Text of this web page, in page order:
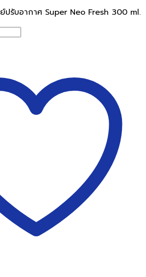
ย์ปรับอากาศ Super Neo Fresh 300 ml.